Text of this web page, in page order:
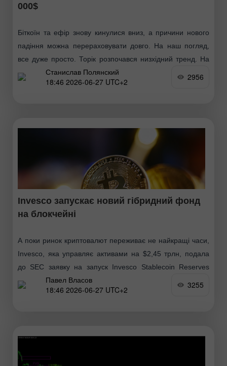
000$
Біткоїн та ефір знову кинулися вниз, а причини нового
падіння можна перераховувати довго. На наш погляд,
все дуже просто. Торік розпочався низхідний тренд. На
даний час він не завершений, тому
Станислав Полянский
18:46 2026-06-27 UTC+2
2956
Invesco запускає новий гібридний фонд
на блокчейні
А поки ринок криптовалют переживає не найкращі часи,
Invesco, яка управляє активами на $2,45 трлн, подала
до SEC заявку на запуск Invesco Stablecoin Reserves
Onchain Fund — нового фонду фінансового
Павел Власов
18:46 2026-06-27 UTC+2
3255